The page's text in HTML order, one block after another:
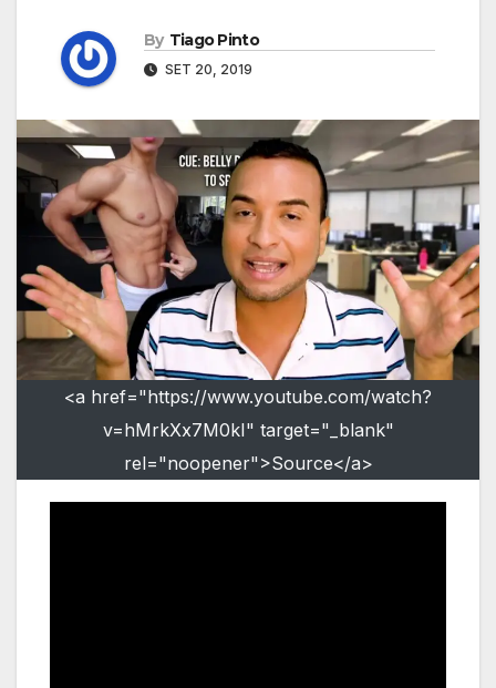
By Tiago Pinto
SET 20, 2019
<a href="https://www.youtube.com/watch?
v=hMrkXx7M0kI" target="_blank"
rel="noopener">Source</a>